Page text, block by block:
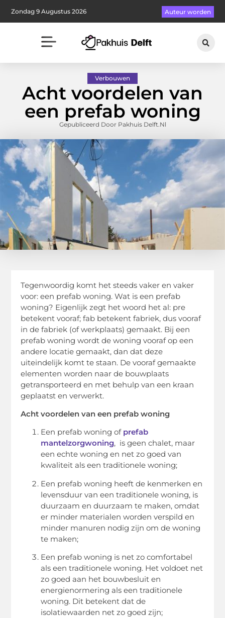
Zondag 9 Augustus 2026 Auteur worden
Verbouwen
Acht voordelen van
een prefab woning
Gepubliceerd Door Pakhuis Delft.nl
Tegenwoordig komt het steeds vaker en vaker
voor: een prefab woning. Wat is een prefab
woning? Eigenlijk zegt het woord het al: pre
betekent vooraf; fab betekent fabriek, dus vooraf
in de fabriek (of werkplaats) gemaakt. Bij een
prefab woning wordt de woning vooraf op een
andere locatie gemaakt, dan dat deze
uiteindelijk komt te staan. De vooraf gemaakte
elementen worden naar de bouwplaats
getransporteerd en met behulp van een kraan
geplaatst en verwerkt.
Acht voordelen van een prefab woning
Een prefab woning ofprefab
mantelzorgwoning, is geen chalet, maar
een echte woning en net zo goed van
kwaliteit als een traditionele woning;
Een prefab woning heeft de kenmerken en
levensduur van een traditionele woning, is
duurzaam en duurzaam te maken, omdat
er minder materialen worden verspild en
minder manuren nodig zijn om de woning
te maken;
Een prefab woning is net zo comfortabel
als een traditionele woning. Het voldoet net
zo goed aan het bouwbesluit en
energienormering als een traditionele
woning. Dit betekent dat de
isolatiewaarden net zo goed zijn;